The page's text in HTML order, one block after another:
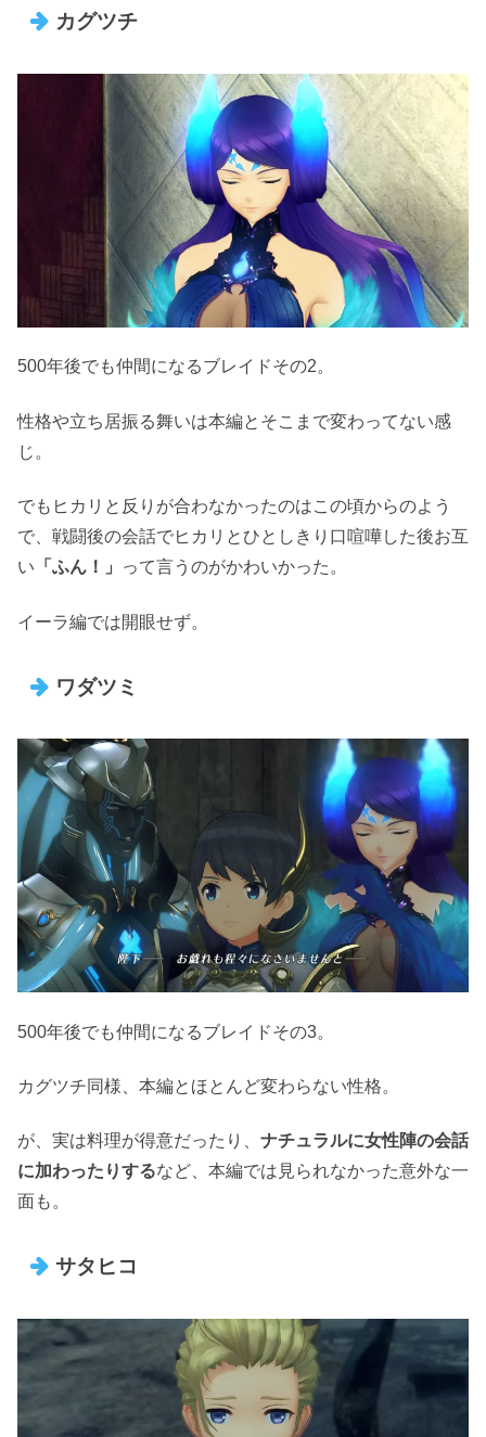
カグツチ
500年後でも仲間になるブレイドその2。
性格や立ち居振る舞いは本編とそこまで変わってない感
じ。
でもヒカリと反りが合わなかったのはこの頃からのよう
で、戦闘後の会話でヒカリとひとしきり口喧嘩した後お互
い 「ふん！」 って言うのがかわいかった。
イーラ編では開眼せず。
ワダツミ
500年後でも仲間になるブレイドその3。
カグツチ同様、本編とほとんど変わらない性格。
が、実は料理が得意だったり、 ナチュラルに女性陣の会話
に加わったりするなど、本編では見られなかった意外な一
面も。
サタヒコ